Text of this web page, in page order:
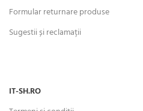
Formular returnare produse
Sugestii și reclamații
IT-SH.RO